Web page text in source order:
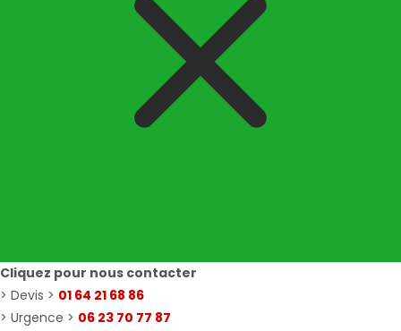
Cliquez pour nous contacter
> Devis > 01 64 21 68 86
> Urgence > 06 23 70 77 87